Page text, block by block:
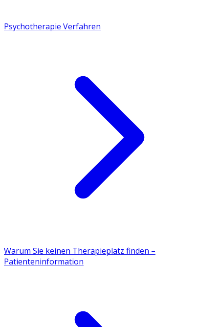
Psychotherapie Verfahren
Warum Sie keinen Therapieplatz finden –
Patienteninformation